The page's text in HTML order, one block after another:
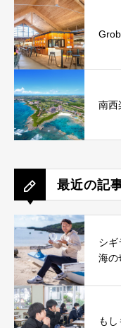
南西
最近の記
シギ
海の
も